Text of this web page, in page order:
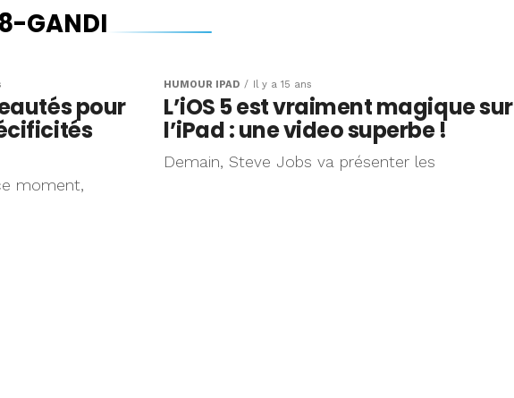
GANDI
pour
moment,
HUMOUR IPAD Il y a 15 ans
L’iOS 5 est vraiment magique sur
l’iPad : une video superbe !
Demain, Steve Jobs va présenter les